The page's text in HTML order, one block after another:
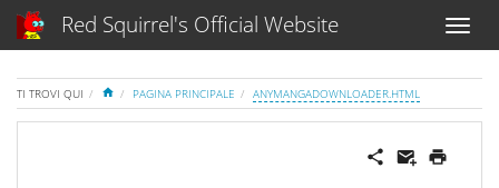
Red Squirrel's Official Website
TI TROVI QUI HOMEPAGINA PRINCIPALE ANYMANGADOWNLOADER.HTML